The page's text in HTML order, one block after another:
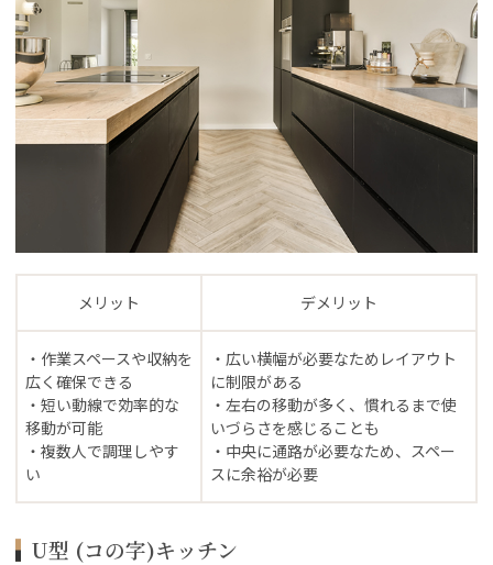
メリット デメリット
・作業スペースや収納を
広く確保できる
・短い動線で効率的な
移動が可能
・複数人で調理しやす
い
・広い横幅が必要なためレイアウト
に制限がある
・左右の移動が多く、慣れるまで使
いづらさを感じることも
・中央に通路が必要なため、スペー
スに余裕が必要
U型 (コの字)キッチン